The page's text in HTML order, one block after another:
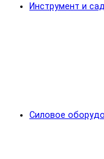
Инструмент и
Силовое